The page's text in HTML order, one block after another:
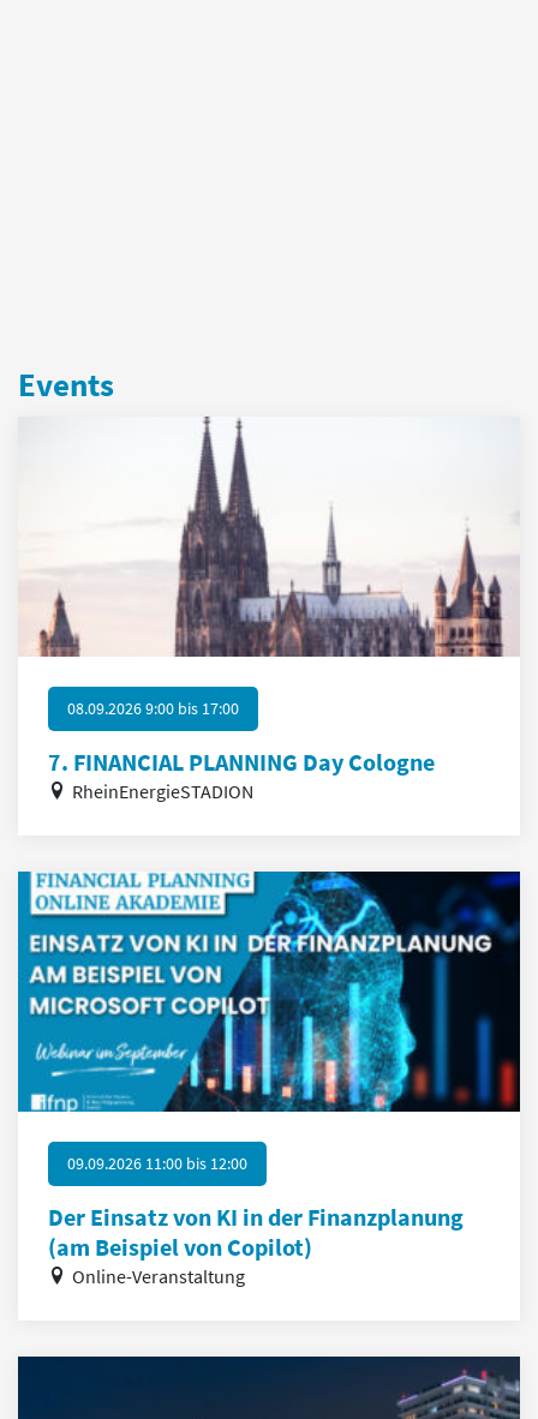
Events
08.09.2026 9:00 bis 17:00
7. FINANCIAL PLANNING Day Cologne
RheinEnergieSTADION
09.09.2026 11:00 bis 12:00
Der Einsatz von KI in der Finanzplanung
(am Beispiel von Copilot)
Online-Veranstaltung